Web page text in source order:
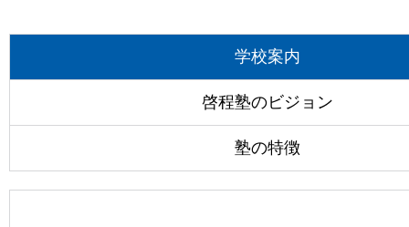
学校案内
啓程塾のビジョン
塾の特徴